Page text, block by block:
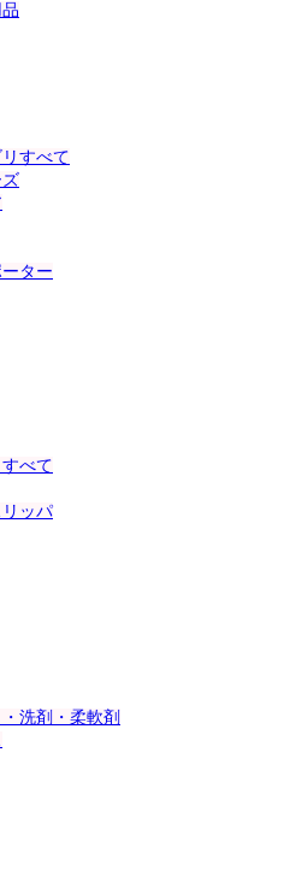
すべて
ター
べて
ッパ
洗剤・柔軟剤